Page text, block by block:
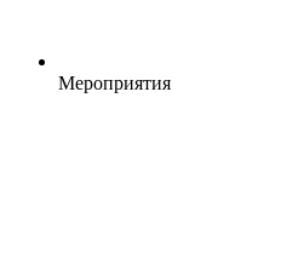
Мероприятия